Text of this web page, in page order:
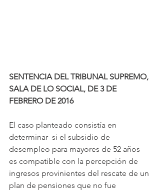
SENTENCIA DEL TRIBUNAL SUPREMO,
SALA DE LO SOCIAL, DE 3 DE
FEBRERO DE 2016
El caso planteado consistía en
determinar  si el subsidio de
desempleo para mayores de 52 años
es compatible con la percepción de
ingresos provinientes del rescate de un
plan de pensiones que no fue